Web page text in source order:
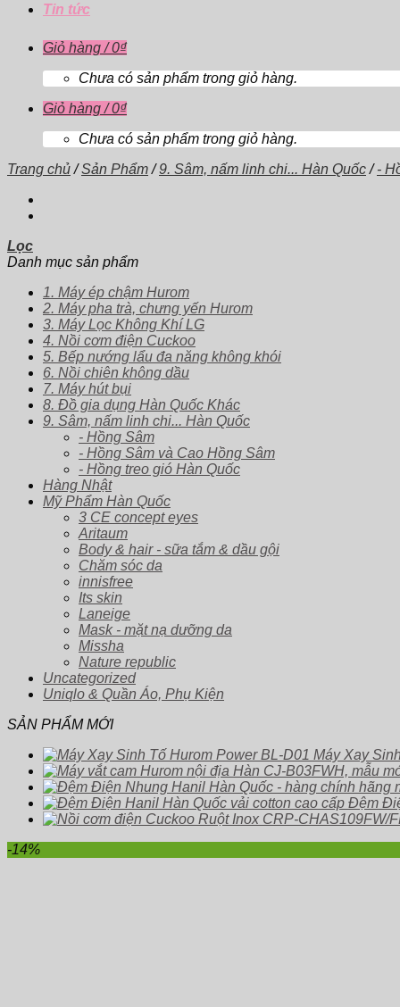
Tin tức
Giỏ hàng /0₫
Chưa có sản phẩm trong giỏ hàng.
Giỏ hàng /0₫
Chưa có sản phẩm trong giỏ hàng.
Trang chủ / Sản Phẩm / 9. Sâm, nấm linh chi... Hàn Quốc / -
Lọc
Danh mục sản phẩm
1. Máy ép chậm Hurom
2. Máy pha trà, chưng yến Hurom
3. Máy Lọc Không Khí LG
4. Nồi cơm điện Cuckoo
5. Bếp nướng lẩu đa năng không khói
6. Nồi chiên không dầu
7. Máy hút bụi
8. Đồ gia dụng Hàn Quốc Khác
9. Sâm, nấm linh chi... Hàn Quốc
- Hồng Sâm
- Hồng Sâm và Cao Hồng Sâm
- Hồng treo gió Hàn Quốc
Hàng Nhật
Mỹ Phẩm Hàn Quốc
3 CE concept eyes
Aritaum
Body & hair - sữa tắm & dầu gội
Chăm sóc da
innisfree
Its skin
Laneige
Mask - mặt nạ dưỡng da
Missha
Nature republic
Uncategorized
Uniqlo & Quần Áo, Phụ Kiện
SẢN PHẨM MỚI
Máy Xay
Đệm
-14%